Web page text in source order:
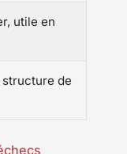
utile en
de